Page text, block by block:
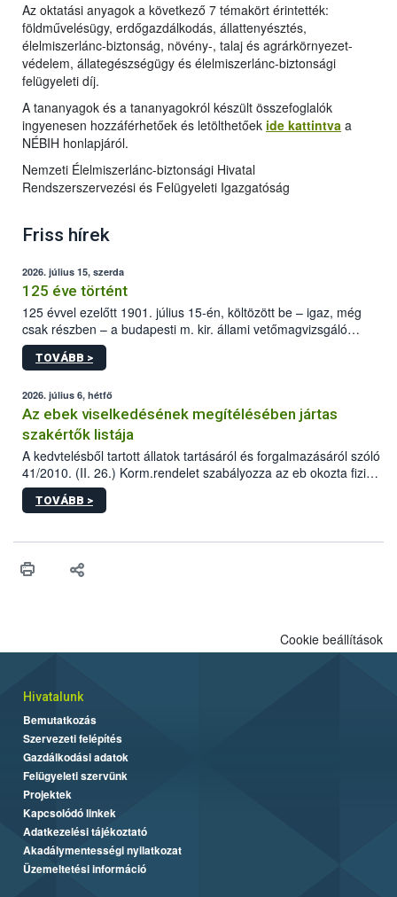
Az oktatási anyagok a következő 7 témakört érintették:
földművelésügy, erdőgazdálkodás, állattenyésztés,
élelmiszerlánc-biztonság, növény-, talaj és agrárkörnyezet-
védelem, állategészségügy és élelmiszerlánc-biztonsági
felügyeleti díj.
A tananyagok és a tananyagokról készült összefoglalók
ingyenesen hozzáférhetőek és letölthetőek ide kattintva a
NÉBIH honlapjáról.
Nemzeti Élelmiszerlánc-biztonsági Hivatal
Rendszerszervezési és Felügyeleti Igazgatóság
Friss hírek
2026. július 15, szerda
125 éve történt
125 évvel ezelőtt 1901. július 15-én, költözött be – igaz, még
csak részben – a budapesti m. kir. állami vetőmagvizsgáló
állomás a Kis Rókus utca 15. szám alatti, Czigler Győző által
tervezett új épületébe.
TOVÁBB >
2026. július 6, hétfő
Az ebek viselkedésének megítélésében jártas
szakértők listája
A kedvtelésből tartott állatok tartásáról és forgalmazásáról szóló
41/2010. (II. 26.) Korm.rendelet szabályozza az eb okozta fizikai
sérülés, illetve ennek veszélye keletkezésekor felmerülő
hatósági feladatokat, valamint a veszélyes eb tartását és annak
vonni az ebek viselkedésének megítélésében jártas szakértőt.
TOVÁBB >
Cookie beállítások
Hivatalunk
Bemutatkozás
Szervezeti felépítés
Gazdálkodási adatok
Felügyeleti szervünk
Projektek
Kapcsolódó linkek
Adatkezelési tájékoztató
Akadálymentességi nyilatkozat
Üzemeltetési információ